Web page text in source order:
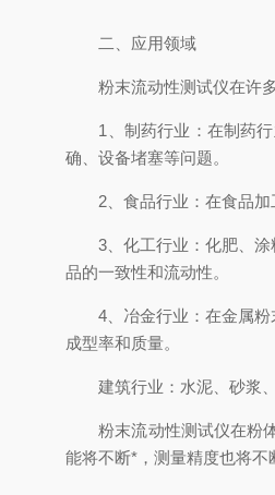
二、应用领域
粉末流动性测试仪在许多
1、制药行业：在制药行
确、设备堵塞等问题。
2、食品行业：在食品加工
3、化工行业：化肥、涂料
品的一致性和流动性。
4、冶金行业：在金属粉末
成型率和质量。
建筑行业：水泥、砂浆、
粉末流动性测试仪在粉体
能将不断*，测量精度也将不